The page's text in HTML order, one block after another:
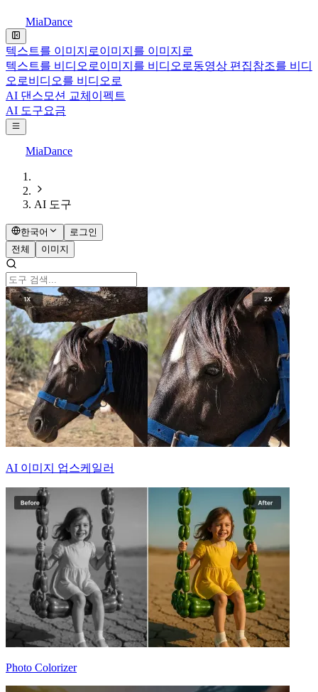
MiaDance
텍스트를 이미지로이미지를 이미지로
텍스트를 비디오로이미지를 비디오로동영상 편집참조를 비디
오로비디오를 비디오로
AI 댄스 모션 교체 이펙트
AI 도구요금
MiaDance
AI 도구
한국어
로그인
전체
이미지
AI 이미지 업스케일러
Photo Colorizer